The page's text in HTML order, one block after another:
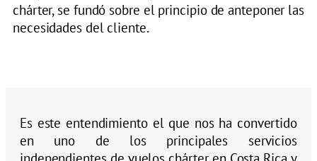
chárter, se fundó sobre el principio de anteponer las
necesidades del cliente.
Es este entendimiento el que nos ha convertido
en uno de los principales servicios